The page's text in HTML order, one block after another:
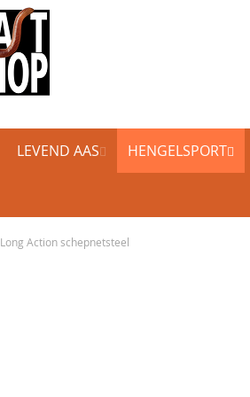
LEVEND AAS HENGELSPORT
Long Action schepnetsteel